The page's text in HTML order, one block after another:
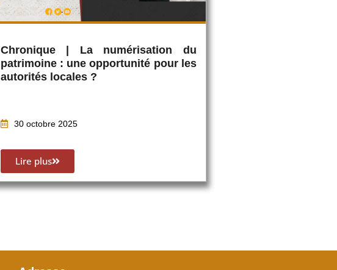
Chronique | La numérisation du
patrimoine : une opportunité pour les
autorités locales ?
30 octobre 2025
Lire plus